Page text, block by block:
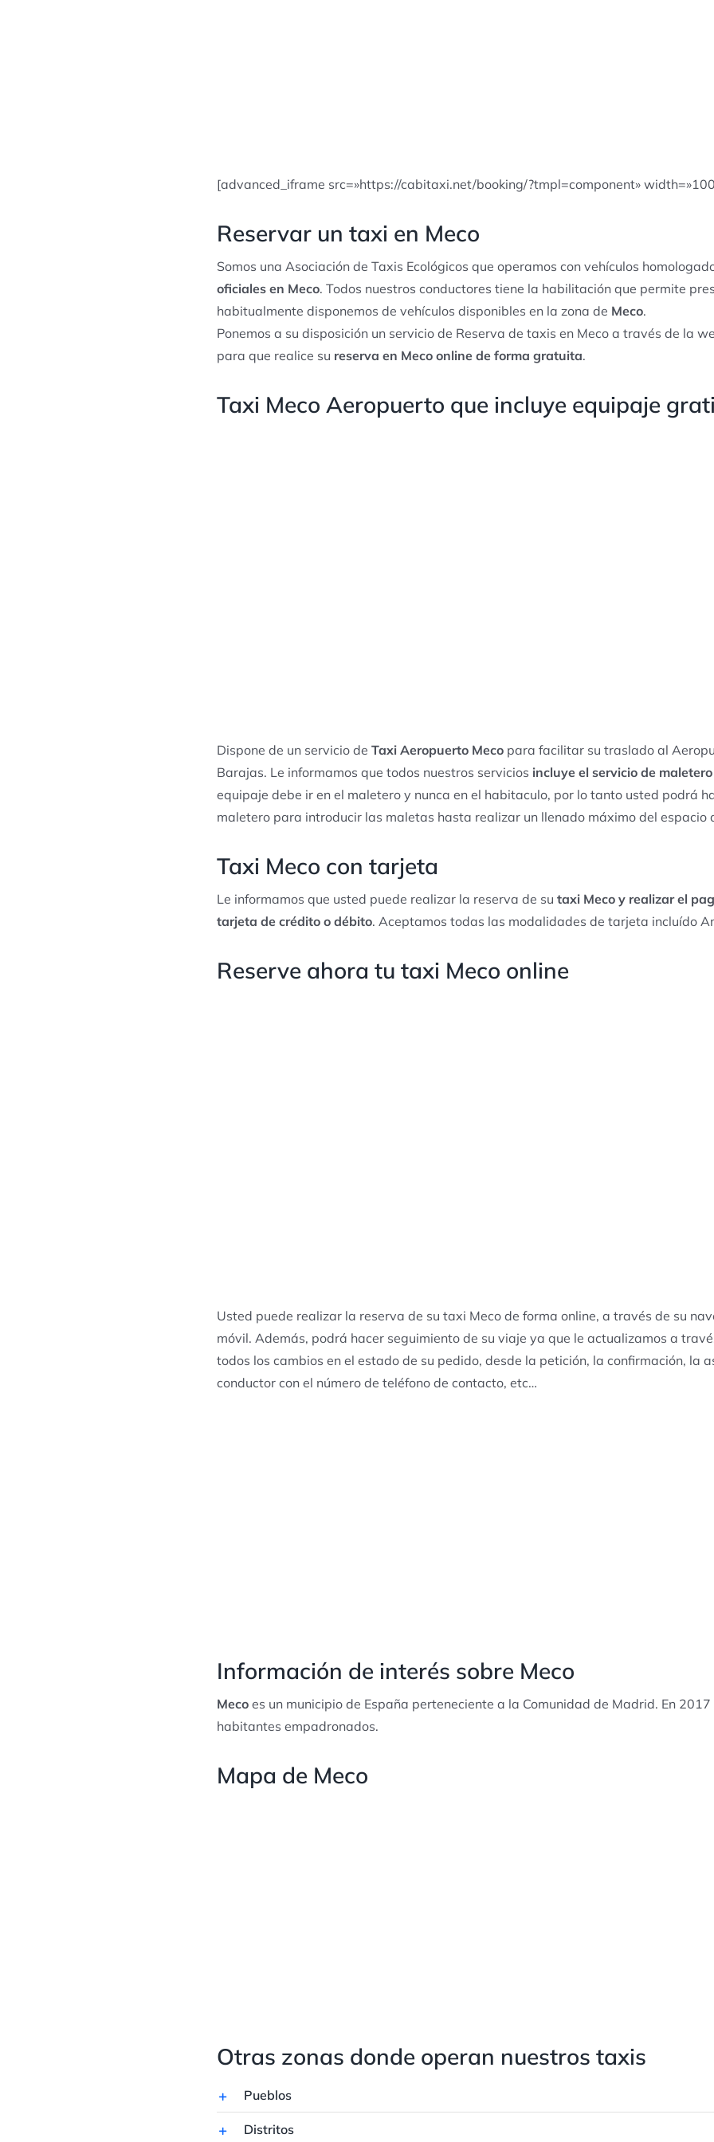
[advanced_iframe src=»https://cabitaxi.net/booking/?tmpl=component»
Reservar un taxi en Meco
Somos una Asociación de Taxis Ecológicos que operamos con vehículos
oficiales en Meco. Todos nuestros conductores tiene la habilitación que permite
habitualmente disponemos de vehículos disponibles en la zona de Meco.
Ponemos a su disposición un servicio de Reserva de taxis en Meco a través de la
para que realice su reserva en Meco online de forma gratuita.
Taxi Meco Aeropuerto que incluye equipaje
Dispone de un servicio de Taxi Aeropuerto Mecopara facilitar su traslado al
Barajas. Le informamos que todos nuestros servicios incluye el servicio de
equipaje debe ir en el maletero y nunca en el habitaculo, por lo tanto usted podrá
maletero para introducir las maletas hasta realizar un llenado máximo del espacio
Taxi Meco con tarjeta
Le informamos que usted puede realizar la reserva de su taxi Meco y realizar el
tarjeta de crédito o débito. Aceptamos todas las modalidades de tarjeta incluído
Reserve ahora tu taxi Meco online
Usted puede realizar la reserva de su taxi Meco de forma online, a través de su
móvil. Además, podrá hacer seguimiento de su viaje ya que le actualizamos a
todos los cambios en el estado de su pedido, desde la petición, la confirmación, la
conductor con el número de teléfono de contacto, etc…
Información de interés sobre Meco
Mecoes un municipio de España perteneciente a la Comunidad de Madrid. En
habitantes empadronados.
Mapa de Meco
Otras zonas donde operan nuestros taxis
Pueblos
Distritos